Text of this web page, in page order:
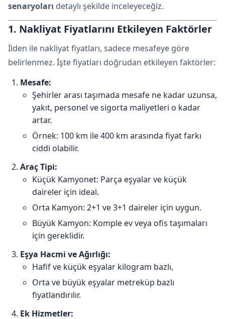
senaryoları detaylı şekilde inceleyeceğiz.
1. Nakliyat Fiyatlarını Etkileyen Faktörler
İlden ile nakliyat fiyatları, sadece mesafeye göre
belirlenmez. İşte fiyatları doğrudan etkileyen faktörler:
Mesafe:
Şehirler arası taşımada mesafe ne kadar uzunsa,
yakıt, personel ve sigorta maliyetleri o kadar
artar.
Örnek: 100 km ile 400 km arasında fiyat farkı
ciddi olabilir.
Araç Tipi:
Küçük Kamyonet: Parça eşyalar ve küçük
daireler için ideal.
Orta Kamyon: 2+1 ve 3+1 daireler için uygun.
Büyük Kamyon: Komple ev veya ofis taşımaları
için gereklidir.
Eşya Hacmi ve Ağırlığı:
Hafif ve küçük eşyalar kilogram bazlı,
Orta ve büyük eşyalar metreküp bazlı
fiyatlandırılır.
Ek Hizmetler: